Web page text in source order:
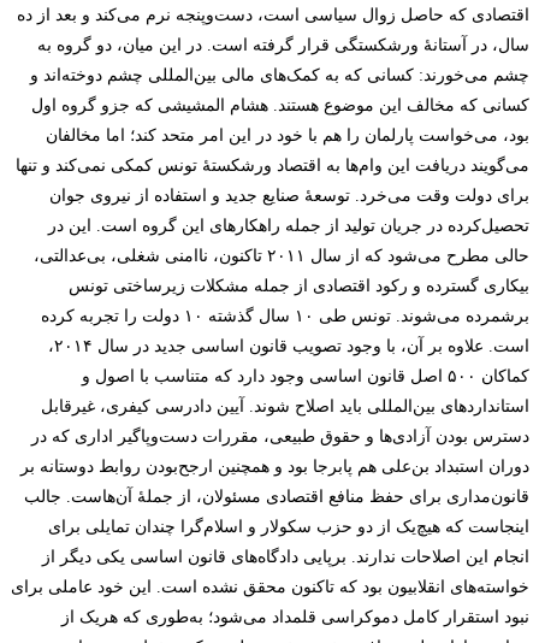
اقتصادی که حاصل زوال سیاسی است، دست‌وپنجه نرم می‌کند و بعد از ده
سال، در آستانۀ ورشکستگی قرار گرفته ‌است. در این میان، دو گروه به
چشم می‌خورند: کسانی که به کمک‌های مالی بین‌المللی چشم دوخته‌اند و
کسانی که مخالف این موضوع هستند. هشام المشیشی که جزو گروه اول
بود، می‌خواست پارلمان را هم با خود در این امر متحد کند؛ اما مخالفان
می‌گویند دریافت این وام‌ها به اقتصاد ورشکستۀ تونس کمکی نمی‌کند و تنها
برای دولت وقت می‌خرد. توسعۀ صنایع جدید و استفاده از نیروی جوان
تحصیل‌کرده در جریان تولید از جمله راهکارهای این گروه است. این در
حالی مطرح می‌شود که از سال ۲۰۱۱ تاکنون، ناامنی شغلی، بی‌عدالتی،
بیکاری گسترده و رکود اقتصادی از جمله مشکلات زیرساختی تونس
برشمرده می‌شوند. تونس طی ۱۰ سال گذشته ۱۰ دولت را تجربه کرده
است. علاوه بر آن، با وجود تصویب قانون اساسی جدید در سال ۲۰۱۴،
کماکان ۵۰۰ اصل قانون اساسی وجود دارد که متناسب با اصول و
استانداردهای بین‌المللی باید اصلاح شوند. آیین دادرسی کیفری، غیرقابل
دسترس بودن آزادی‌ها و حقوق طبیعی، مقررات دست‌وپاگیر اداری که در
دوران استبداد بن‌علی هم پابرجا بود و همچنین ارجح‌بودن روابط دوستانه بر
قانون‌مداری برای حفظ منافع اقتصادی مسئولان، از جملۀ آن‌هاست. جالب
اینجاست که هیچ‌یک از دو حزب سکولار و اسلام‌گرا چندان تمایلی برای
انجام این اصلاحات ندارند. برپایی دادگاه‌های قانون اساسی یکی دیگر از
خواسته‌های انقلابیون بود که تاکنون محقق نشده است. این خود عاملی برای
نبود استقرار کامل دموکراسی قلمداد می‌شود؛ به‌طوری که هریک از